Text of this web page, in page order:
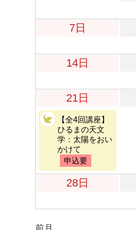
7日
14日
21日
【全4回講座】
ひるまの天文
学：太陽をおい
かけて
申込要
28日